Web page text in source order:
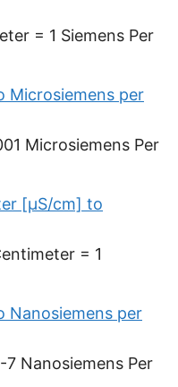
= 1 Siemens Per
Microsiemens per
Microsiemens Per
[μS/cm] to
= 1
Nanosiemens per
7 Nanosiemens Per